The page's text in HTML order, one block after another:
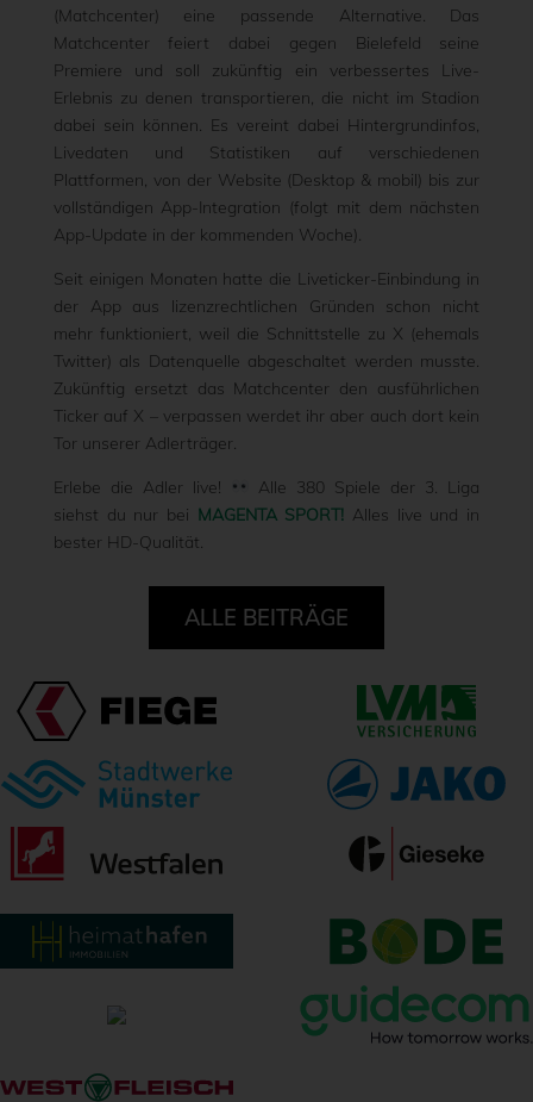
(Matchcenter) eine passende Alternative. Das
Matchcenter feiert dabei gegen Bielefeld seine
Premiere und soll zukünftig ein verbessertes Live-
Erlebnis zu denen transportieren, die nicht im Stadion
dabei sein können. Es vereint dabei Hintergrundinfos,
Livedaten und Statistiken auf verschiedenen
Plattformen, von der Website (Desktop & mobil) bis zur
vollständigen App-Integration (folgt mit dem nächsten
App-Update in der kommenden Woche).
Seit einigen Monaten hatte die Liveticker-Einbindung in
der App aus lizenzrechtlichen Gründen schon nicht
mehr funktioniert, weil die Schnittstelle zu X (ehemals
Twitter) als Datenquelle abgeschaltet werden musste.
Zukünftig ersetzt das Matchcenter den ausführlichen
Ticker auf X – verpassen werdet ihr aber auch dort kein
Tor unserer Adlerträger.
Erlebe die Adler live!
Alle 380 Spiele der 3. Liga
siehst du nur bei MAGENTA SPORT! Alles live und in
bester HD-Qualität.
ALLE BEITRÄGE